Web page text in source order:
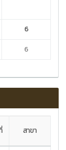
6
6
สาขา